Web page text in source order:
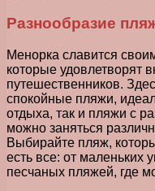
Разнообразие
Менорка славится
которые удовлетворят
путешественников.
спокойные пляжи,
отдыха, так и пляжи с
можно заняться
Выбирайте пляж,
есть все: от маленьких
песчаных пляжей, где